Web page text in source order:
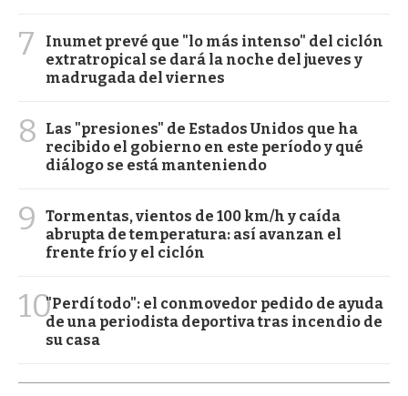
7
Inumet prevé que "lo más intenso" del ciclón
extratropical se dará la noche del jueves y
madrugada del viernes
8
Las "presiones" de Estados Unidos que ha
recibido el gobierno en este período y qué
diálogo se está manteniendo
9
Tormentas, vientos de 100 km/h y caída
abrupta de temperatura: así avanzan el
frente frío y el ciclón
10"Perdí todo": el conmovedor pedido de ayuda
de una periodista deportiva tras incendio de
su casa